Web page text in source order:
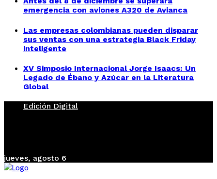
emergencia con aviones A320 de Avianca
Las empresas colombianas pueden disparar
sus ventas con una estrategia Black Friday
inteligente
XV Simposio Internacional Jorge Isaacs: Un
Legado de Ébano y Azúcar en la Literatura
Global
Edición Digital
jueves, agosto 6